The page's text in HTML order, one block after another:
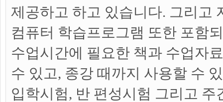
제공하고 하고 있습니다. 그리고
컴퓨터 학습프로그램 또한 포함
수업시간에 필요한 책과 수업자
수 있고, 종강 때까지 사용할 수
입학시험, 반 편성시험 그리고